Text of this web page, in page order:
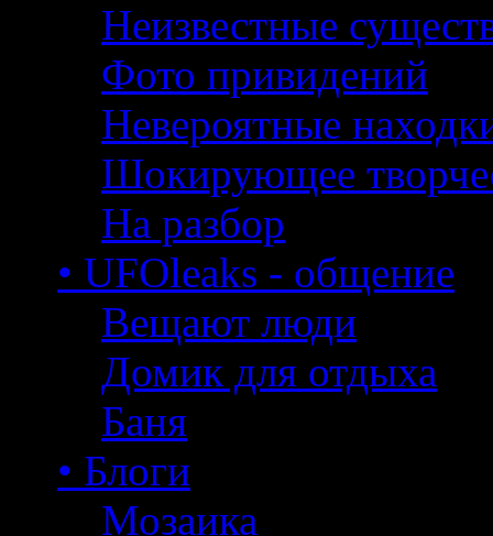
Неизвестные
Фото привидений
Невероятные
Шокирующее
На разбор
• UFOleaks - общение
Вещают люди
Домик для отдыха
Баня
• Блоги
Мозаика